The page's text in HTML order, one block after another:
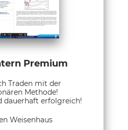
Premium
Traden mit der
Methode!
dauerhaft erfolgreich!
Weisenhaus